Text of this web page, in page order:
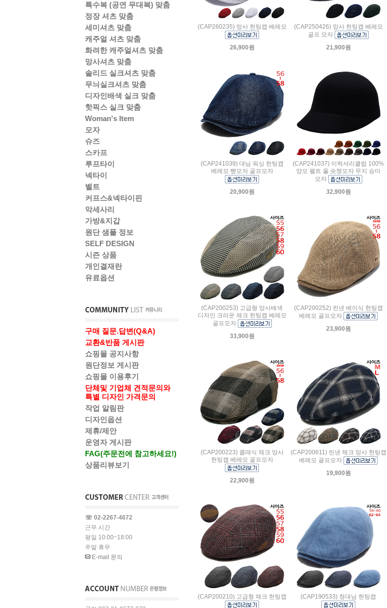
특수복 (공연 무대복) 맞춤
정장 셔츠 맞춤
세미셔츠 맞춤
캐주얼 셔츠 맞춤
화려한 캐주얼셔츠 맞춤
망사셔츠 맞춤
솔리드 실크셔츠 맞춤
무늬실크셔츠 맞춤
디자인배색 실크 맞춤
핫픽스 실크 맞춤
Woman's Item
모자
슈즈
스카프
루프타이
넥타이
벨트
커프스&넥타이핀
악세사리
가방&지갑
원단 샘플 정보
SELF DESIGN
시즌 상품
개인결재란
유료옵션
구매 질문.답변(Q&A)
교환&반품 게시판
쇼핑몰 공지사항
원단정보 게시판
쇼핑몰 이용후기
단체및 기업체 견적문의와
특별 디자인 가격문의
작업 알림판
디자인옵션
제휴/제안
운영자 게시판
FAG(주문전에 참고하세요!)
상품리뷰보기
☏ 02-2267-4672
근무 시간
평일 10:00~18:00
주말 휴무
E-mail 문의
(CAP260235) 망사 헌팅캡 베레모
26,900원
(CAP250426) 망사 헌팅캡 베레모
골프 모자
21,900원
(CAP241039) 대님 워싱 헌팅캡
베레모 빵모자 골프모자
20,900원
(CAP241037) 이럭셔리클럽 100%
양모 펠트 울 숏챙모자 무지 승마
모자
32,900원
(CAP200253) 고급형 망사배색
디자인 크라운 체크 헌팅캡 베레모
골프모자
33,900원
(CAP200252) 린넨 베이식 헌팅캡
베레모 골프모자
23,900원
(CAP200223) 클래식 체크 망사
헌팅캡 베레모 골프모자
22,900원
(CAP200611) 린넨 체크 망사 헌팅캡
베레모 골프모자
19,900원
(CAP200210) 고급형 체크 헌팅캡 (CAP190533) 청대님 헌팅캡